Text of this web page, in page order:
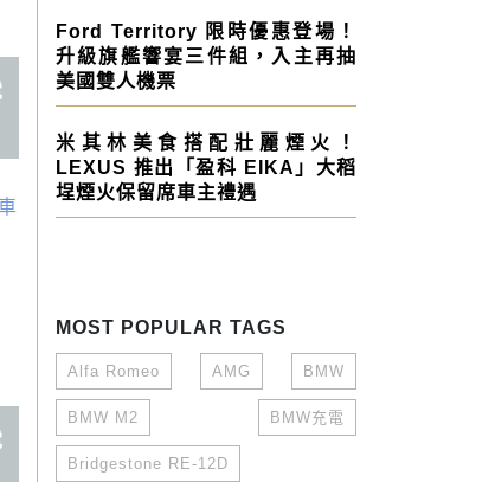
Ford Territory 限時優惠登場！
升級旗艦響宴三件組，入主再抽
美國雙人機票
米其林美食搭配壯麗煙火！
LEXUS 推出「盈科 EIKA」大稻
埕煙火保留席車主禮遇
MOST POPULAR TAGS
Alfa Romeo AMG BMW
BMW M2 BMW充電
Bridgestone RE-12D